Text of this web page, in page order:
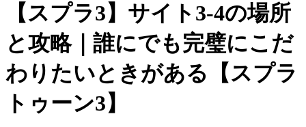
【スプラ3】サイト3-4の場所
と攻略｜誰にでも完璧にこだ
わりたいときがある【スプラ
トゥーン3】